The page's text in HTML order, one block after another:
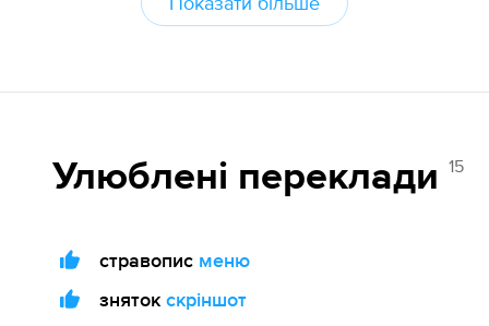
Улюблені переклади 15
стравопис меню
зняток скріншот